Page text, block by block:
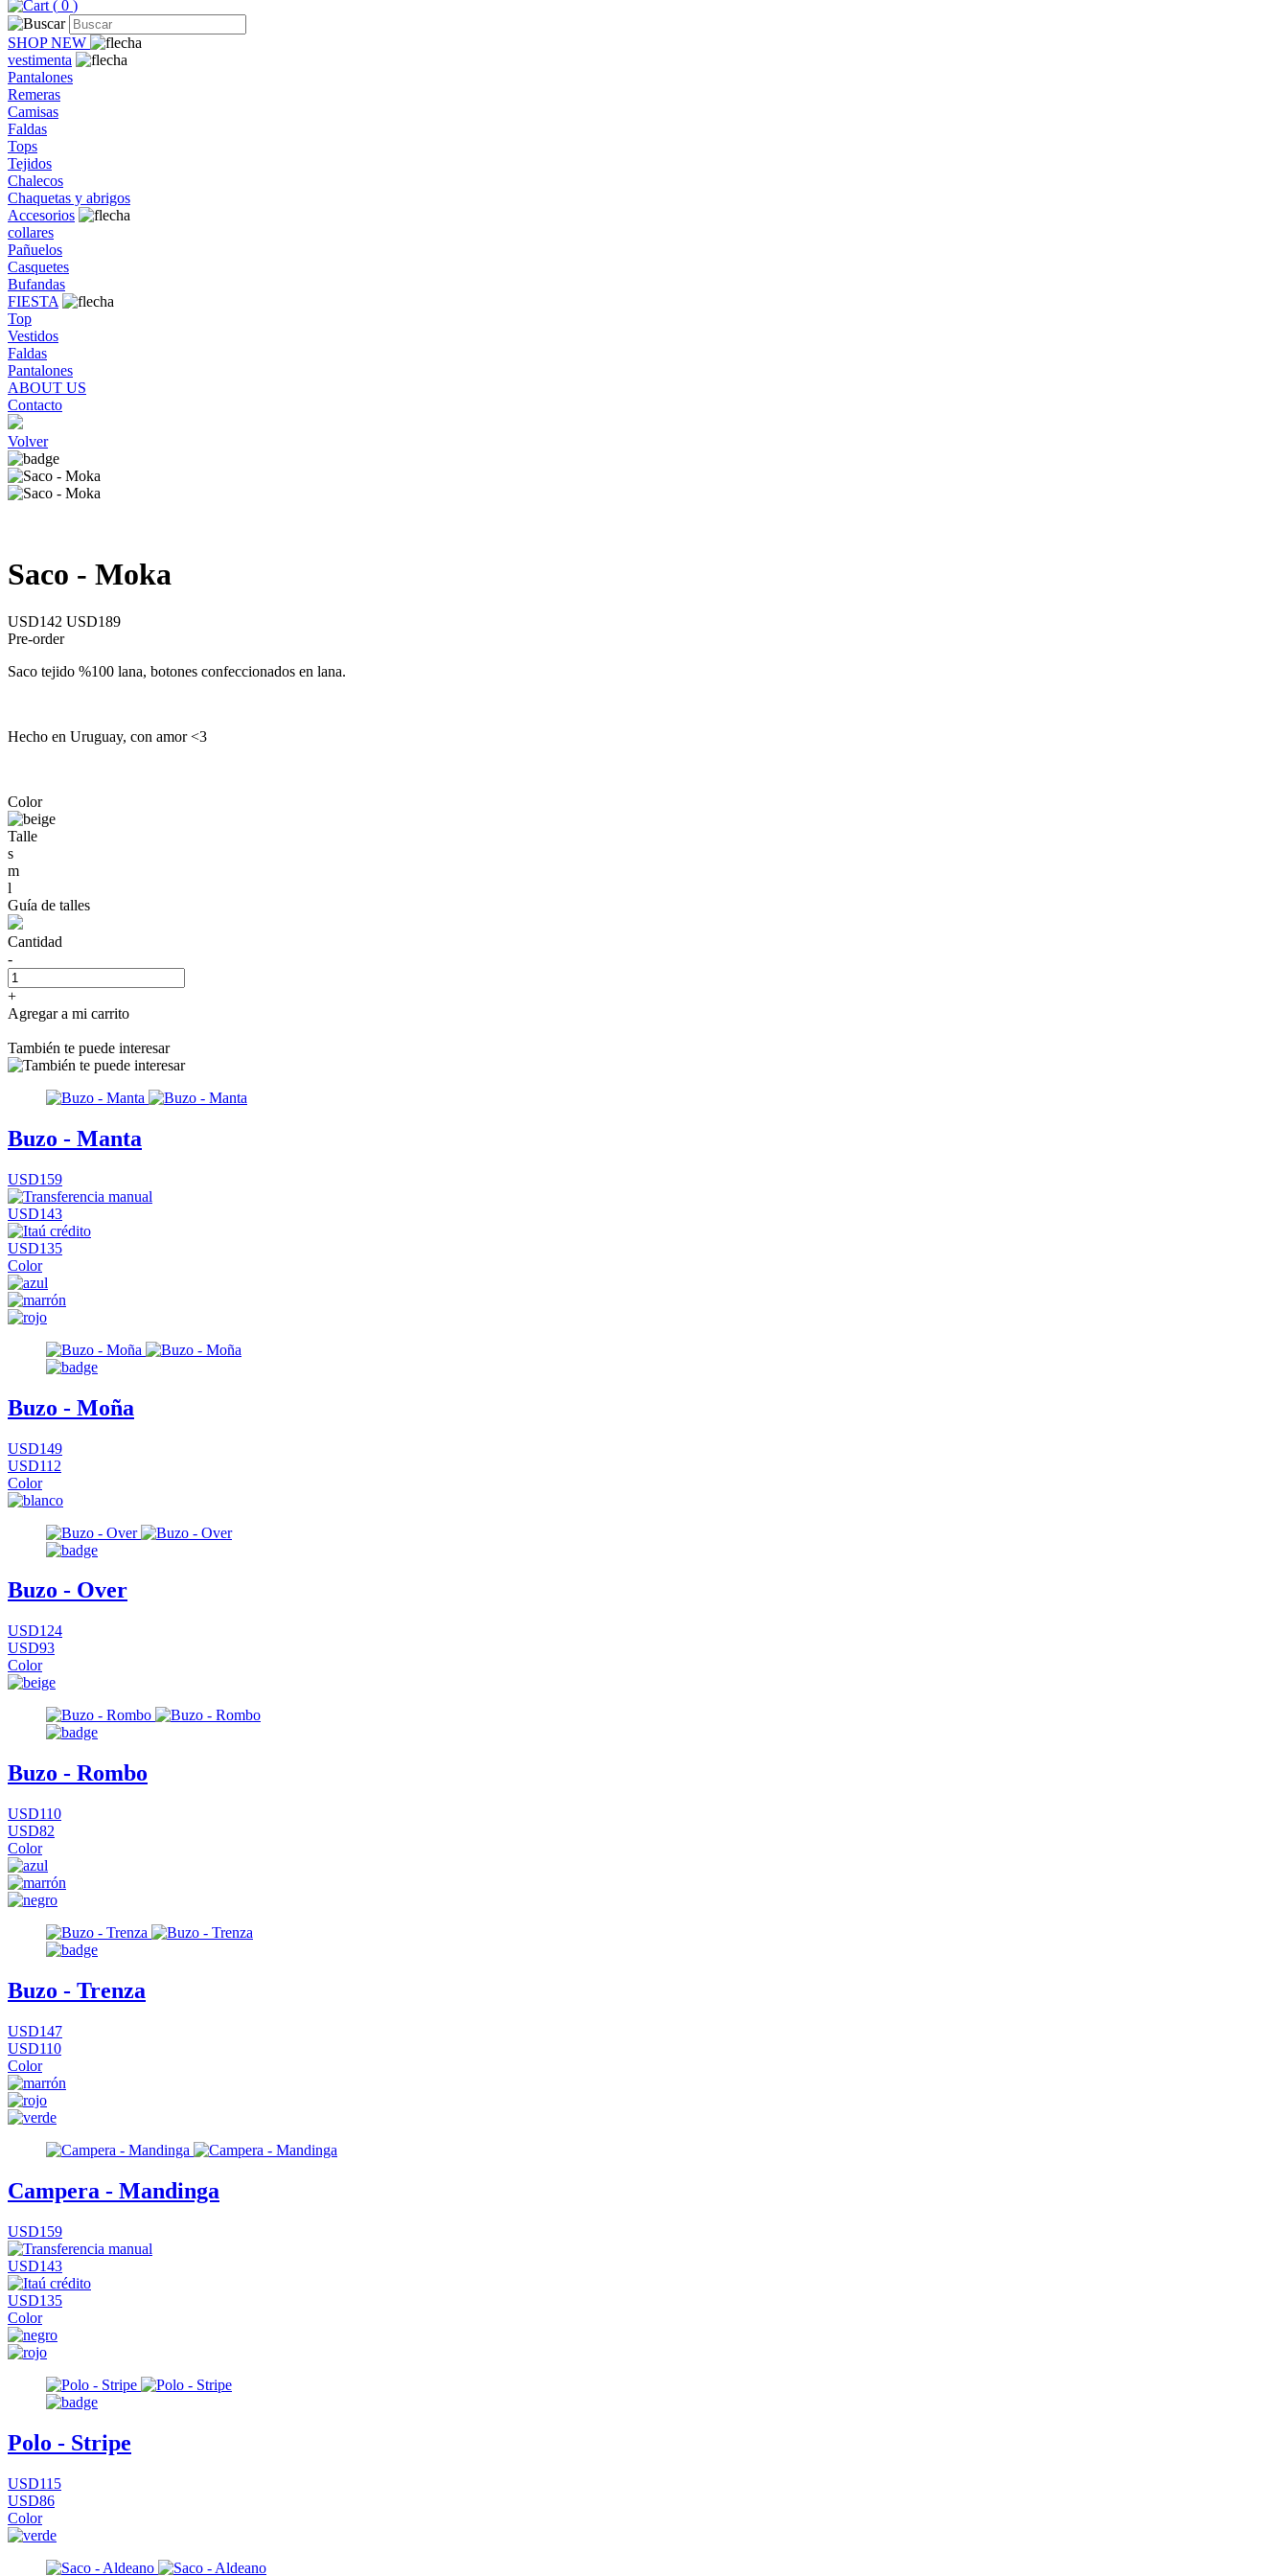
( 0 )
SHOP NEW
vestimenta
Pantalones
Remeras
Camisas
Faldas
Tops
Tejidos
Chalecos
Chaquetas y abrigos
Accesorios
collares
Pañuelos
Casquetes
Bufandas
FIESTA
Top
Vestidos
Faldas
Pantalones
ABOUT US
Contacto
Volver
Saco - Moka
USD142 USD189
Pre-order
Saco tejido %100 lana, botones confeccionados en lana.
Hecho en Uruguay, con amor <3
Color
Talle
s
m
l
Guía de talles
Cantidad
-
+
Agregar a mi carrito
También te puede interesar
Buzo - Manta
USD159
USD143
USD135
Color
Buzo - Moña
USD149
USD112
Color
Buzo - Over
USD124
USD93
Color
Buzo - Rombo
USD110
USD82
Color
Buzo - Trenza
USD147
USD110
Color
Campera - Mandinga
USD159
USD143
USD135
Color
Polo - Stripe
USD115
USD86
Color